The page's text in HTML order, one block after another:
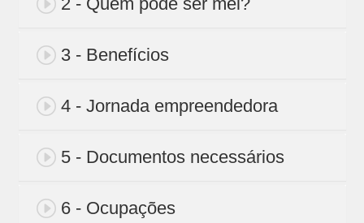
3 - Benefícios
4 - Jornada empreendedora
5 - Documentos necessários
6 - Ocupações